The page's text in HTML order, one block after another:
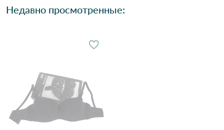
Недавно просмотренные: